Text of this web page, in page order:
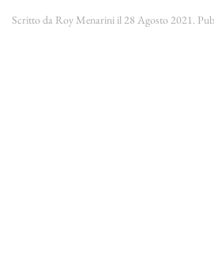
Scritto da Roy Menarini il28 Agosto 2021.